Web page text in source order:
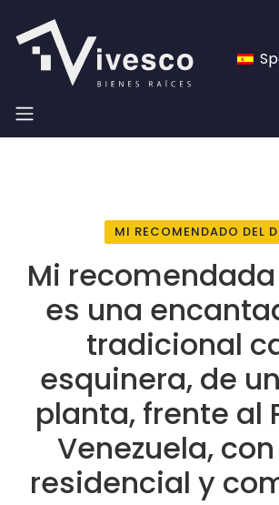
MI RECOMENDADO DEL
Mi
es una
tradicional
esquinera, de
planta, frente al
Venezuela,
residencial y